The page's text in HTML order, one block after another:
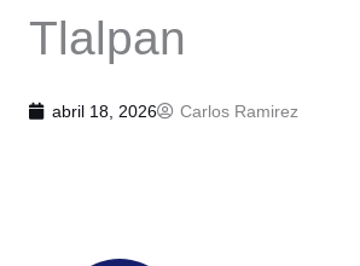
Tlalpan
abril 18, 2026 Carlos Ramirez